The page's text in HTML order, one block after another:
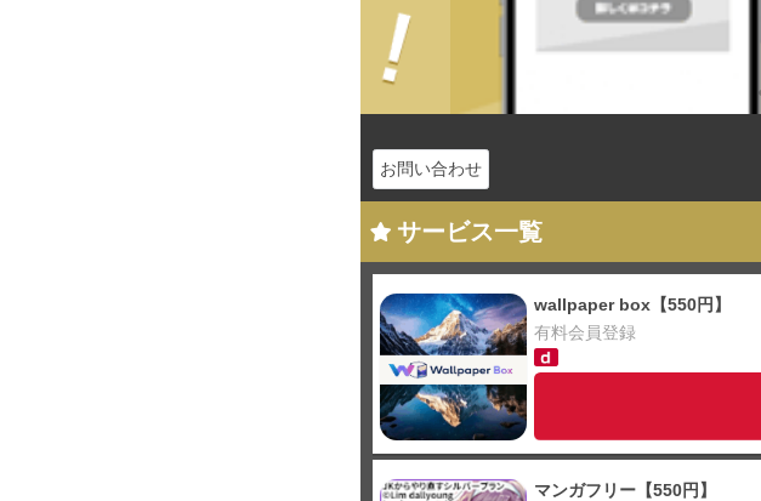
お問い合わせ
サービス一覧
wallpaper box【550円】
有料会員登録
マンガフリー【550円】